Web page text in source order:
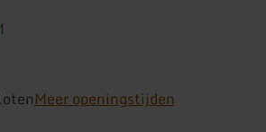
Meer openingstijden